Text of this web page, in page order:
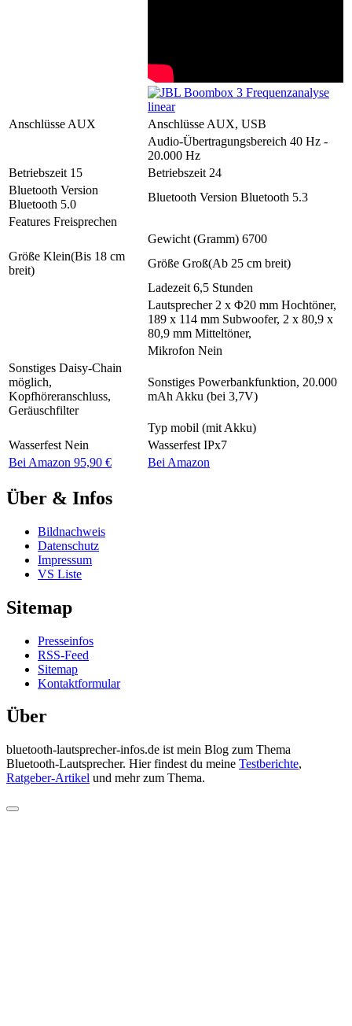
Anschlüsse AUX Anschlüsse AUX, USB
Audio-Übertragungsbereich 40 Hz -
20.000 Hz
Betriebszeit 15 Betriebszeit 24
Bluetooth Version
Bluetooth 5.0
Bluetooth Version Bluetooth 5.3
Features Freisprechen
Gewicht (Gramm) 6700
Größe Klein(Bis 18 cm
breit)
Größe Groß(Ab 25 cm breit)
Ladezeit 6,5 Stunden
Lautsprecher2 x Φ20 mm Hochtöner,
189 x 114 mm Subwoofer, 2 x 80,9 x
80,9 mm Mitteltöner,
Mikrofon Nein
Sonstiges Daisy-Chain
möglich,
Kopfhöreranschluss,
Geräuschfilter
Sonstiges Powerbankfunktion, 20.000
mAh Akku (bei 3,7V)
Typ mobil (mit Akku)
Wasserfest Nein Wasserfest IPx7
Bei Amazon 95,90 €
Bei Amazon
Über & Infos
Bildnachweis
Datenschutz
Impressum
VS Liste
Sitemap
Presseinfos
RSS-Feed
Sitemap
Kontaktformular
Über
bluetooth-lautsprecher-infos.de ist mein Blog zum Thema
Bluetooth-Lautsprecher. Hier findest du meine Testberichte,
Ratgeber-Artikel und mehr zum Thema.